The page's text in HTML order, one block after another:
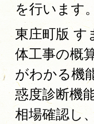
を行います。
東庄町版 す
体工事の概
がわかる機
惑度診断機
相場確認し